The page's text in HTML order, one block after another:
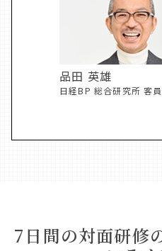
品田 英雄
日経BP 総合研究所 客
7日間の対面研修